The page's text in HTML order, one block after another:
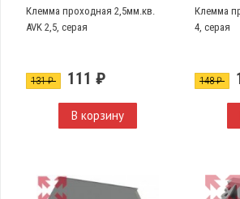
Клемма проходная 2,5мм.кв.
AVK 2,5, серая
131 ₽ 111 ₽
В корзину
Клемма
4, серая
148 ₽